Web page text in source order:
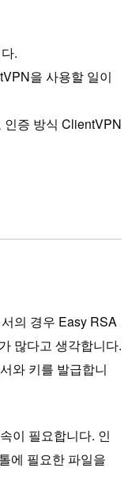
.
을 사용할 일이
인증 방식 ClientVPN
의 경우 Easy RSA
많다고 생각합니다.
와 키를 발급합니
이 필요합니다. 인
에 필요한 파일을